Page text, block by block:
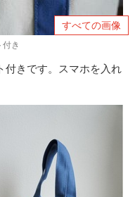
すべての画像
付き
付きです。スマホを入れ